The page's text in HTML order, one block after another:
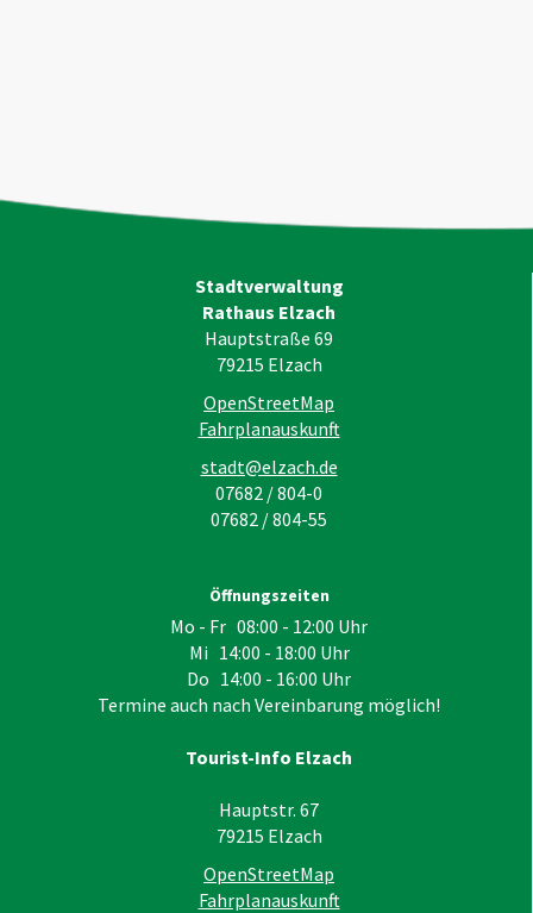
Stadtverwaltung
Rathaus Elzach
Hauptstraße 69
79215 Elzach
OpenStreetMap
Fahrplanauskunft
stadt@elzach.de
07682 / 804-0
07682 / 804-55
Öffnungszeiten
Mo - Fr 08:00 - 12:00 Uhr
Mi 14:00 - 18:00 Uhr
Do 14:00 - 16:00 Uhr
Termine auch nach Vereinbarung möglich!
Tourist-Info Elzach
Hauptstr. 67
79215 Elzach
OpenStreetMap
Fahrplanauskunft